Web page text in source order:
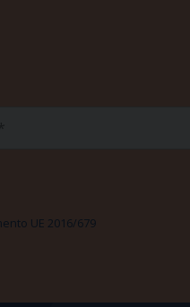
UE 2016/679